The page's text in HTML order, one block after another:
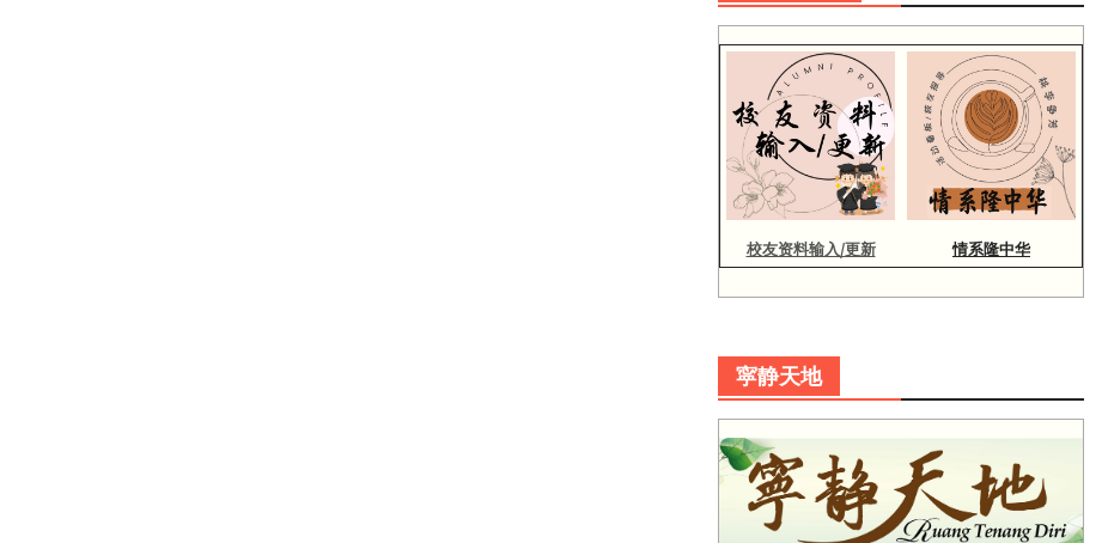
校友资料输入/更新 情系隆中华
寜静天地